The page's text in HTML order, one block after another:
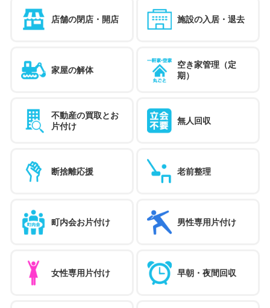
店舗の閉店・開店 施設の入居・退去
家屋の解体
空き家管理（定
期）
不動産の買取とお
片付け
無人回収
断捨離応援 老前整理
町内会お片付け 男性専用片付け
女性専用片付け 早朝・夜間回収